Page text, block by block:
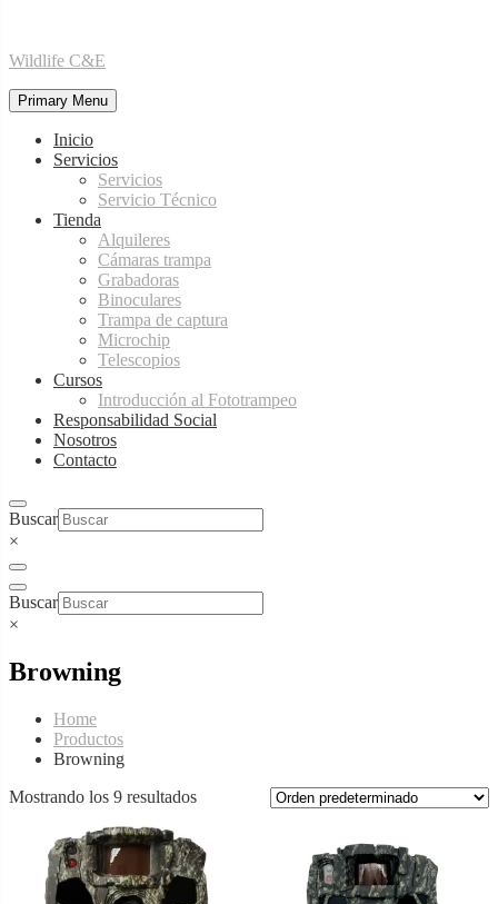
Skip
content
Wildlife C&E
Primary Menu
Inicio
Servicios
Servicios
Servicio Técnico
Tienda
Alquileres
Cámaras trampa
Grabadoras
Binoculares
Trampa de captura
Microchip
Telescopios
Cursos
Introducción al Fototrampeo
Responsabilidad Social
Nosotros
Contacto
Buscar
×
Buscar
×
Browning
Home
Productos
Browning
Mostrando los 9 resultados